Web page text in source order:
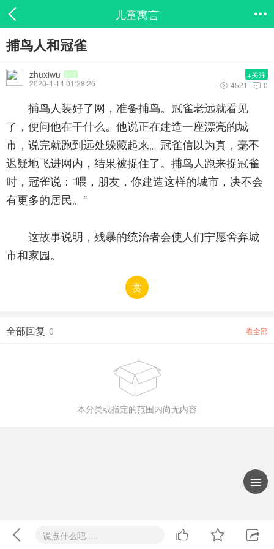
儿童寓言 
捕鸟人和冠雀
zhuxiwu Lv.9
+关注
2020-4-14 01:28:26
 0
 4521
捕鸟人装好了网，准备捕鸟。冠雀老远就看见
了，便问他在干什么。他说正在建造一座漂亮的城
市，说完就跑到远处躲藏起来。冠雀信以为真，毫不
迟疑地飞进网内，结果被捉住了。捕鸟人跑来捉冠雀
时，冠雀说：“喂，朋友，你建造这样的城市，决不会
有更多的居民。”
这故事说明，残暴的统治者会使人们宁愿舍弃城
市和家园。
赏
全部回复 0 看全部

本分类或指定的范围内尚无内容
 说点什么吧.....   
